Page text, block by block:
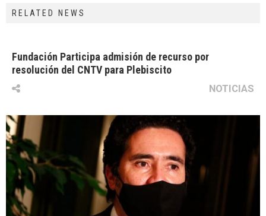
RELATED NEWS
Fundación Participa admisión de recurso por
resolución del CNTV para Plebiscito
NOTICIAS